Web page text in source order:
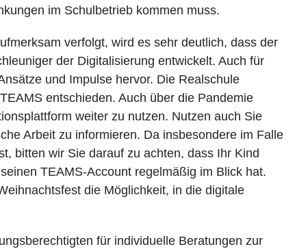
im Schulbetrieb kommen muss.
verfolgt, wird es sehr deutlich, dass der
der Digitalisierung entwickelt. Auch für
und Impulse hervor. Die Realschule
entschieden. Auch über die Pandemie
weiter zu nutzen. Nutzen auch Sie
Arbeit zu informieren. Da insbesondere im Falle
bitten wir Sie darauf zu achten, dass Ihr Kind
TEAMS-Account regelmäßig im Blick hat.
die Möglichkeit, in die digitale
für individuelle Beratungen zur